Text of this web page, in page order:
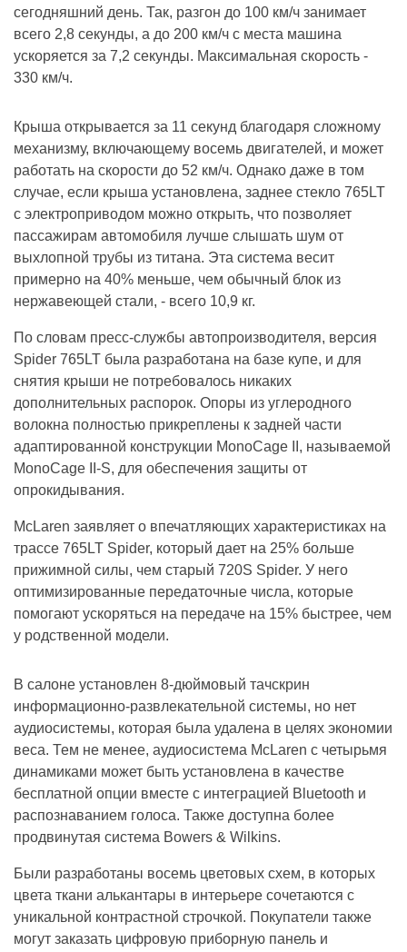
сегодняшний день. Так, разгон до 100 км/ч занимает
всего 2,8 секунды, а до 200 км/ч с места машина
ускоряется за 7,2 секунды. Максимальная скорость -
330 км/ч.
Крыша открывается за 11 секунд благодаря сложному
механизму, включающему восемь двигателей, и может
работать на скорости до 52 км/ч. Однако даже в том
случае, если крыша установлена, заднее стекло 765LT
с электроприводом можно открыть, что позволяет
пассажирам автомобиля лучше слышать шум от
выхлопной трубы из титана. Эта система весит
примерно на 40% меньше, чем обычный блок из
нержавеющей стали, - всего 10,9 кг.
По словам пресс-службы автопроизводителя, версия
Spider 765LT была разработана на базе купе, и для
снятия крыши не потребовалось никаких
дополнительных распорок. Опоры из углеродного
волокна полностью прикреплены к задней части
адаптированной конструкции MonoCage II, называемой
MonoCage II-S, для обеспечения защиты от
опрокидывания.
McLaren заявляет о впечатляющих характеристиках на
трассе 765LT Spider, который дает на 25% больше
прижимной силы, чем старый 720S Spider. У него
оптимизированные передаточные числа, которые
помогают ускоряться на передаче на 15% быстрее, чем
у родственной модели.
В салоне установлен 8-дюймовый тачскрин
информационно-развлекательной системы, но нет
аудиосистемы, которая была удалена в целях экономии
веса. Тем не менее, аудиосистема McLaren с четырьмя
динамиками может быть установлена ​​в качестве
бесплатной опции вместе с интеграцией Bluetooth и
распознаванием голоса. Также доступна более
продвинутая система Bowers & Wilkins.
Были разработаны восемь цветовых схем, в которых
цвета ткани алькантары в интерьере сочетаются с
уникальной контрастной строчкой. Покупатели также
могут заказать цифровую приборную панель и